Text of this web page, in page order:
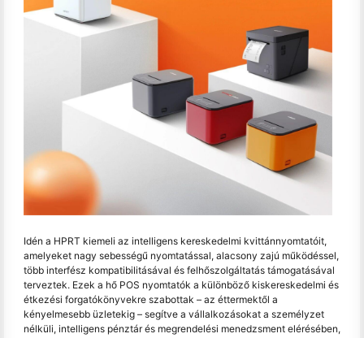
Idén a HPRT kiemeli az intelligens kereskedelmi kvittánnyomtatóit,
amelyeket nagy sebességű nyomtatással, alacsony zajú működéssel,
több interfész kompatibilitásával és felhőszolgáltatás támogatásával
terveztek. Ezek a hő POS nyomtatók a különböző kiskereskedelmi és
étkezési forgatókönyvekre szabottak – az éttermektől a
kényelmesebb üzletekig – segítve a vállalkozásokat a személyzet
nélküli, intelligens pénztár és megrendelési menedzsment elérésében,